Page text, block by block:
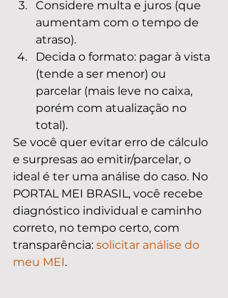
Considere multa e juros (que
aumentam com o tempo de
atraso).
Decida o formato: pagar à vista
(tende a ser menor) ou
parcelar (mais leve no caixa,
porém com atualização no
total).
Se você quer evitar erro de cálculo
e surpresas ao emitir/parcelar, o
ideal é ter uma análise do caso. No
PORTAL MEI BRASIL, você recebe
diagnóstico individual e caminho
correto, no tempo certo, com
transparência: solicitar análise do
meu MEI.